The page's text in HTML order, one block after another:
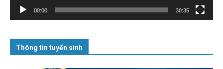
00:00 30:35
Thông tin tuyển sinh